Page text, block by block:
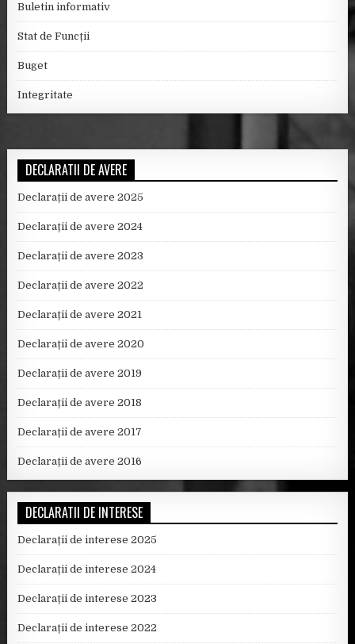
Buletin informativ
Stat de Funcții
Buget
Integritate
DECLARATII DE AVERE
Declarații de avere 2025
Declarații de avere 2024
Declarații de avere 2023
Declarații de avere 2022
Declarații de avere 2021
Declarații de avere 2020
Declarații de avere 2019
Declarații de avere 2018
Declarații de avere 2017
Declarații de avere 2016
DECLARATII DE INTERESE
Declarații de interese 2025
Declarații de interese 2024
Declarații de interese 2023
Declarații de interese 2022